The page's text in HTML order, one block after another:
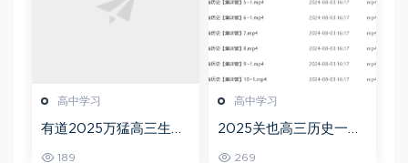
高中学习
有道2025万猛高三生物
189
高中学习
2025关也高三历史一轮
269